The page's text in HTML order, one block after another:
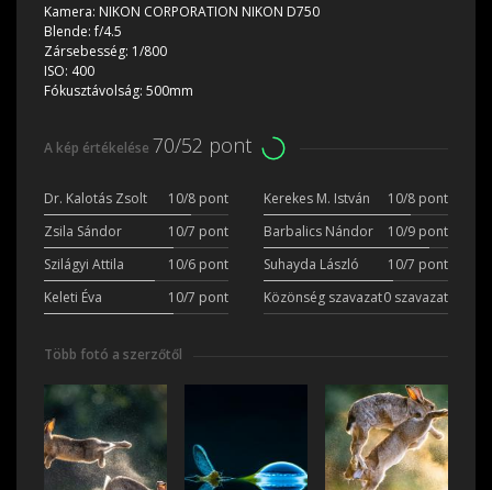
Kamera: NIKON CORPORATION NIKON D750
Blende:f/4.5
Zársebesség: 1/800
ISO: 400
Fókusztávolság: 500mm
A kép értékelése 70/52 pont
Dr. Kalotás Zsolt 10/8 pont Kerekes M. István
10/8 pont
Zsila Sándor
10/7 pont Barbalics Nándor
10/9 pont
Szilágyi Attila
10/6 pont Suhayda László
10/7 pont
Keleti Éva
10/7 pont Közönség szavazat0 szavazat
Több fotó a szerzőtől